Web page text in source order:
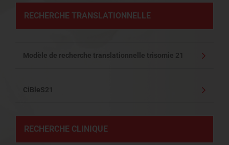
RECHERCHE TRANSLATIONNELLE
Modèle de recherche translationnelle trisomie 21
CiBleS21
RECHERCHE CLINIQUE